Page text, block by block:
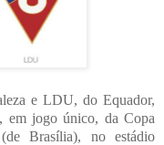
e LDU, do Equador,
em jogo único, da Copa
Brasília), no estádio